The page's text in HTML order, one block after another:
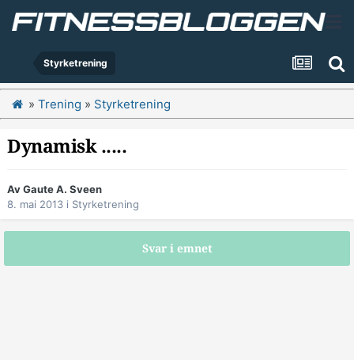
Styrketrening
» Trening » Styrketrening
Dynamisk .....
AvGaute A. Sveen
8. mai 2013 i Styrketrening
Svar i emnet